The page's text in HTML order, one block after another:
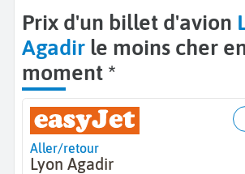
Prix d'un billet d'avion
Agadir le moins cher
moment *
Aller/retour
Lyon Agadir